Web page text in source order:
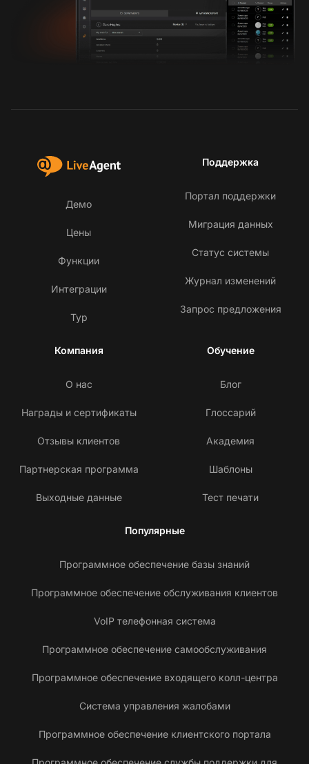
Демо
Цены
Функции
Интеграции
Тур
Поддержка
Портал поддержки
Миграция данных
Статус системы
Журнал изменений
Запрос предложения
Компания
О нас
Награды и сертификаты
Отзывы клиентов
Партнерская программа
Выходные данные
Обучение
Блог
Глоссарий
Академия
Шаблоны
Тест печати
Популярные
Программное обеспечение базы знаний
Программное обеспечение обслуживания клиентов
VoIP телефонная система
Программное обеспечение самообслуживания
Программное обеспечение входящего колл-центра
Система управления жалобами
Программное обеспечение клиентского портала